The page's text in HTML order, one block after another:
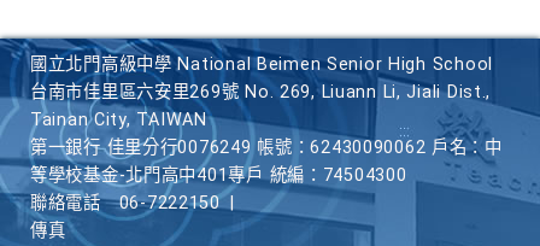
國立北門高級中學 National Beimen Senior High School
台南市佳里區六安里269號 No. 269, Liuann Li, Jiali Dist.,
Tainan City, TAIWAN
第一銀行 佳里分行0076249 帳號：62430090062 戶名：中
等學校基金-北門高中401專戶 統編：74504300
聯絡電話
06-7222150
傳真